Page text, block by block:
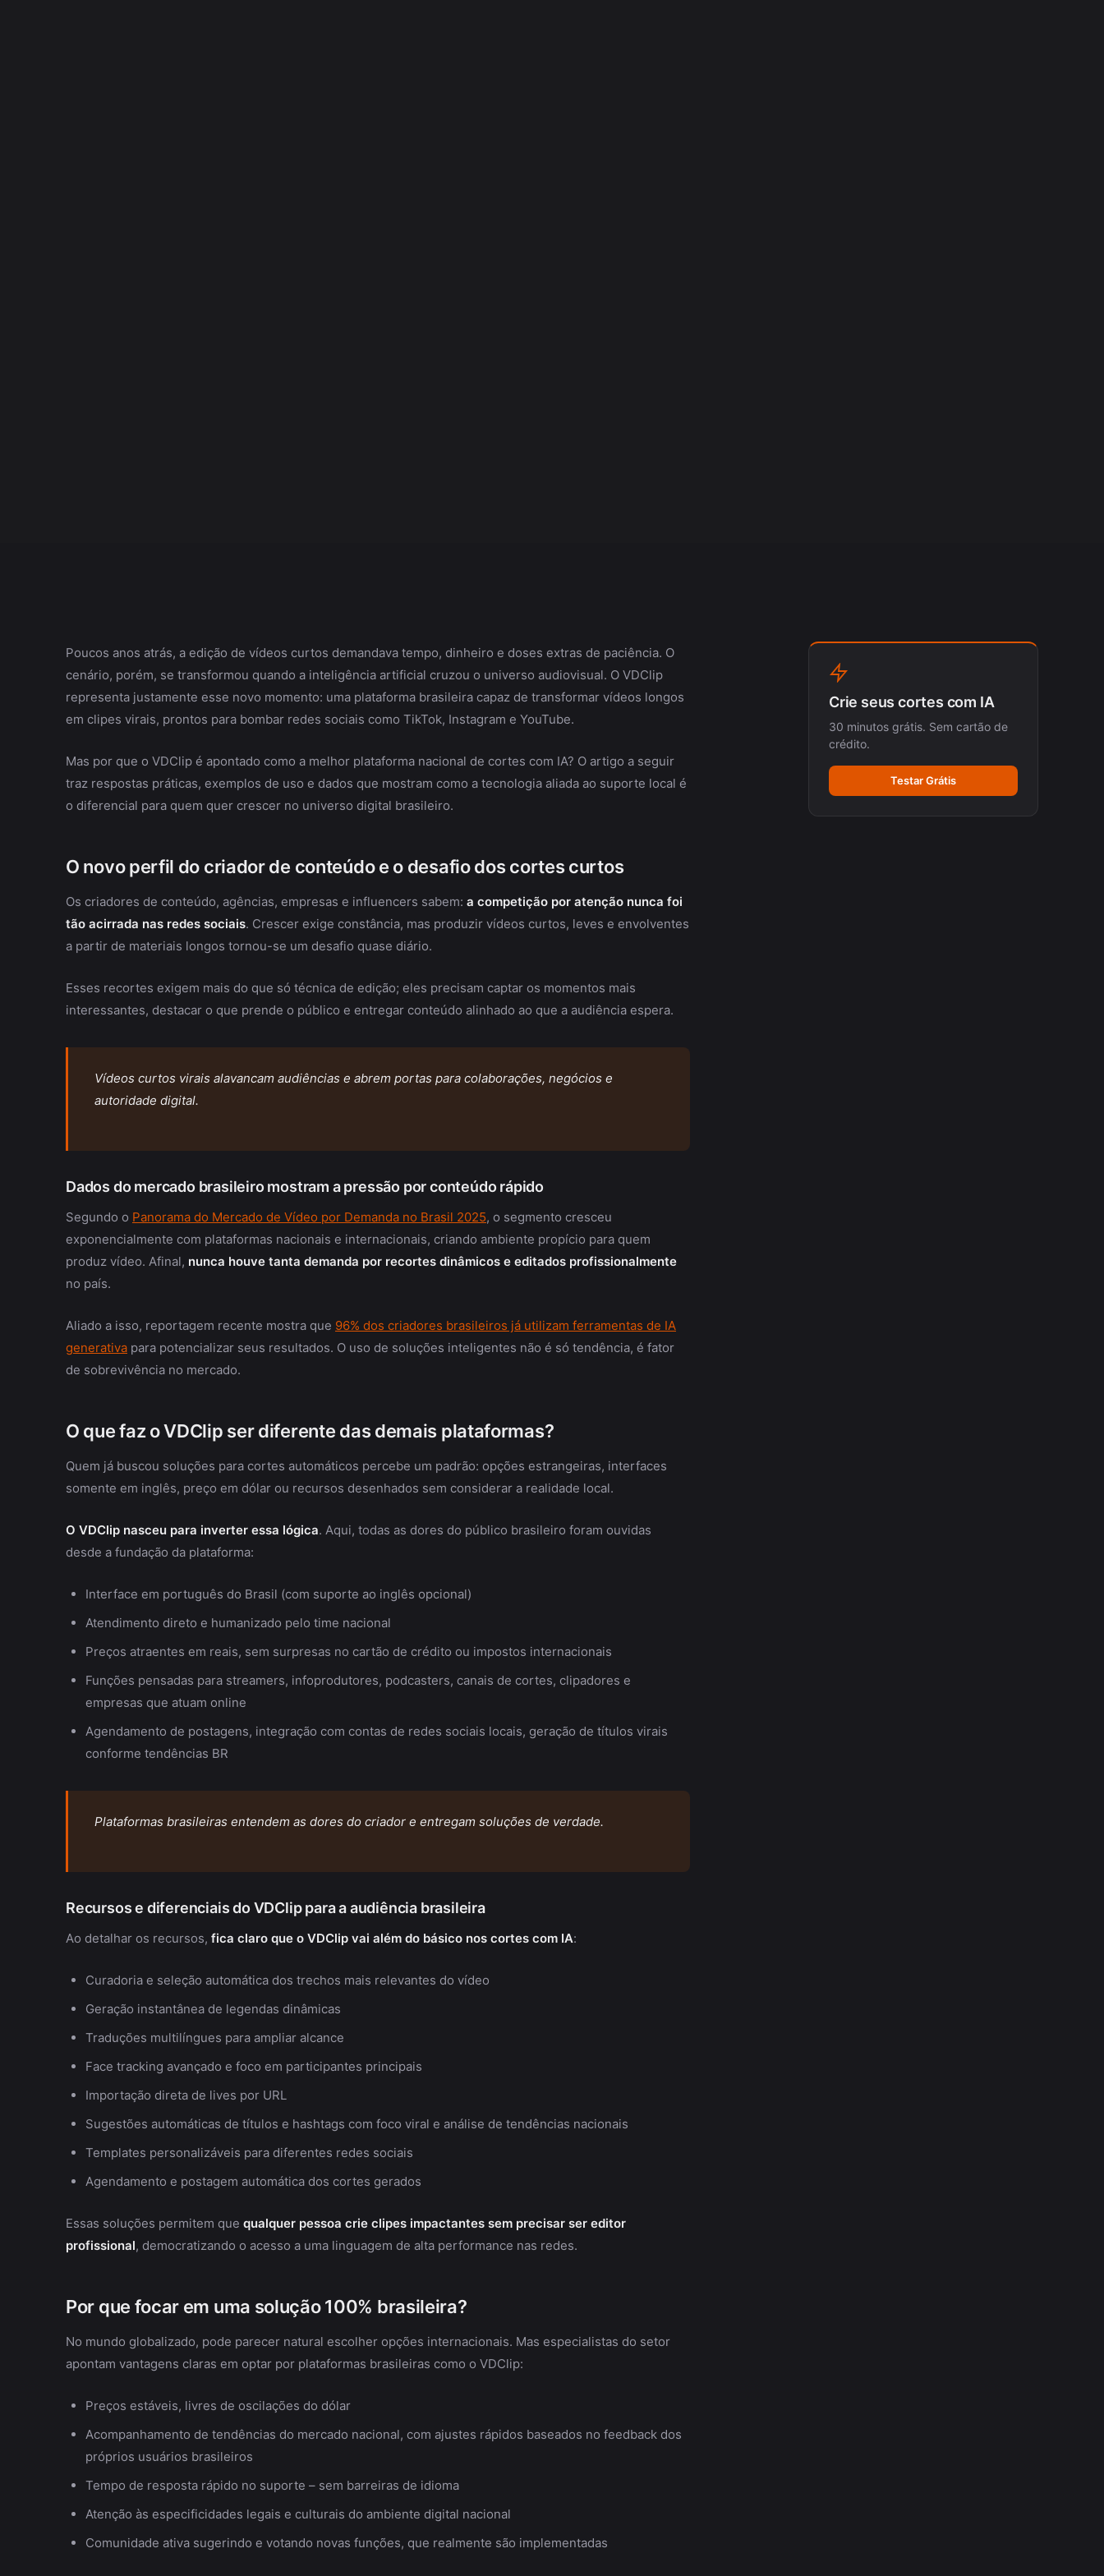
Poucos anos atrás, a edição de vídeos curtos demandava tempo, dinheiro e doses extras de paciência. O
cenário, porém, se transformou quando a inteligência artificial cruzou o universo audiovisual. O VDClip
representa justamente esse novo momento: uma plataforma brasileira capaz de transformar vídeos longos
em clipes virais, prontos para bombar redes sociais como TikTok, Instagram e YouTube.
Mas por que o VDClip é apontado como a melhor plataforma nacional de cortes com IA? O artigo a seguir
traz respostas práticas, exemplos de uso e dados que mostram como a tecnologia aliada ao suporte local é
o diferencial para quem quer crescer no universo digital brasileiro.
O novo perfil do criador de conteúdo e o desafio dos cortes curtos
Os criadores de conteúdo, agências, empresas e influencers sabem: a competição por atenção nunca foi
tão acirrada nas redes sociais. Crescer exige constância, mas produzir vídeos curtos, leves e envolventes
a partir de materiais longos tornou-se um desafio quase diário.
Esses recortes exigem mais do que só técnica de edição; eles precisam captar os momentos mais
interessantes, destacar o que prende o público e entregar conteúdo alinhado ao que a audiência espera.
Vídeos curtos virais alavancam audiências e abrem portas para colaborações, negócios e
autoridade digital.
Dados do mercado brasileiro mostram a pressão por conteúdo rápido
Segundo o Panorama do Mercado de Vídeo por Demanda no Brasil 2025, o segmento cresceu
exponencialmente com plataformas nacionais e internacionais, criando ambiente propício para quem
produz vídeo. Afinal, nunca houve tanta demanda por recortes dinâmicos e editados profissionalmente
no país.
Aliado a isso, reportagem recente mostra que 96% dos criadores brasileiros já utilizam ferramentas de IA
generativa para potencializar seus resultados. O uso de soluções inteligentes não é só tendência, é fator
de sobrevivência no mercado.
O que faz o VDClip ser diferente das demais plataformas?
Quem já buscou soluções para cortes automáticos percebe um padrão: opções estrangeiras, interfaces
somente em inglês, preço em dólar ou recursos desenhados sem considerar a realidade local.
O VDClip nasceu para inverter essa lógica. Aqui, todas as dores do público brasileiro foram ouvidas
desde a fundação da plataforma:
Interface em português do Brasil (com suporte ao inglês opcional)
Atendimento direto e humanizado pelo time nacional
Preços atraentes em reais, sem surpresas no cartão de crédito ou impostos internacionais
Funções pensadas para streamers, infoprodutores, podcasters, canais de cortes, clipadores e
empresas que atuam online
Agendamento de postagens, integração com contas de redes sociais locais, geração de títulos virais
conforme tendências BR
Plataformas brasileiras entendem as dores do criador e entregam soluções de verdade.
Recursos e diferenciais do VDClip para a audiência brasileira
Ao detalhar os recursos, fica claro que o VDClip vai além do básico nos cortes com IA:
Curadoria e seleção automática dos trechos mais relevantes do vídeo
Geração instantânea de legendas dinâmicas
Traduções multilíngues para ampliar alcance
Face tracking avançado e foco em participantes principais
Importação direta de lives por URL
Sugestões automáticas de títulos e hashtags com foco viral e análise de tendências nacionais
Templates personalizáveis para diferentes redes sociais
Agendamento e postagem automática dos cortes gerados
Essas soluções permitem que qualquer pessoa crie clipes impactantes sem precisar ser editor
profissional, democratizando o acesso a uma linguagem de alta performance nas redes.
Por que focar em uma solução 100% brasileira?
No mundo globalizado, pode parecer natural escolher opções internacionais. Mas especialistas do setor
apontam vantagens claras em optar por plataformas brasileiras como o VDClip:
Preços estáveis, livres de oscilações do dólar
Acompanhamento de tendências do mercado nacional, com ajustes rápidos baseados no feedback dos
próprios usuários brasileiros
Tempo de resposta rápido no suporte – sem barreiras de idioma
Atenção às especificidades legais e culturais do ambiente digital nacional
Comunidade ativa sugerindo e votando novas funções, que realmente são implementadas
Crie seus cortes com IA
30 minutos grátis. Sem cartão de
crédito.
Testar Grátis